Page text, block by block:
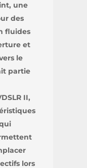
une
des
fluides
et
le
partie
II,
lors